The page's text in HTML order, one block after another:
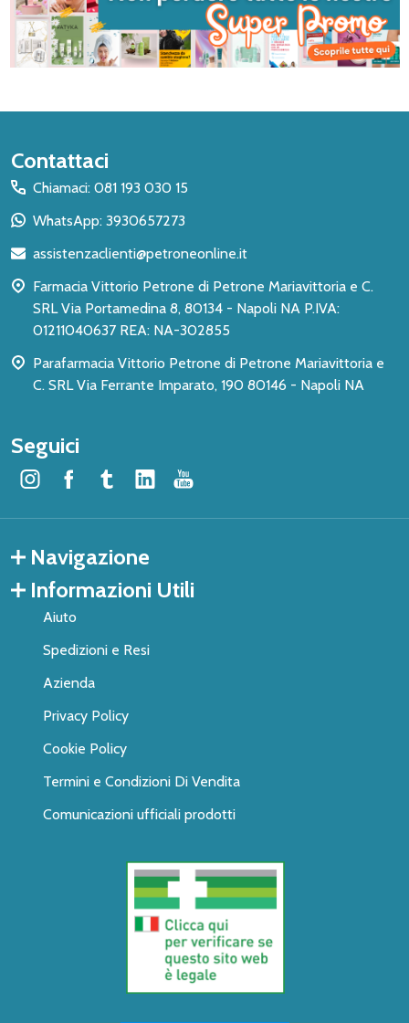
Inizio
del
piè
pagina
Contattaci
Chiamaci: 081 193 030 15
WhatsApp: 3930657273
assistenzaclienti@petroneonline.it
Farmacia Vittorio Petrone di Petrone Mariavittoria e C.
SRL Via Portamedina 8, 80134 - Napoli NA P.IVA:
01211040637 REA: NA-302855
Parafarmacia Vittorio Petrone di Petrone Mariavittoria e
C. SRL Via Ferrante Imparato, 190 80146 - Napoli NA
Seguici
Navigazione
Informazioni Utili
Aiuto
Spedizioni e Resi
Azienda
Privacy Policy
Cookie Policy
Termini e Condizioni Di Vendita
Comunicazioni ufficiali prodotti